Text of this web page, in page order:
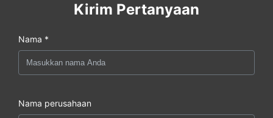
Kirim Pertanyaan
Nama *
Nama perusahaan